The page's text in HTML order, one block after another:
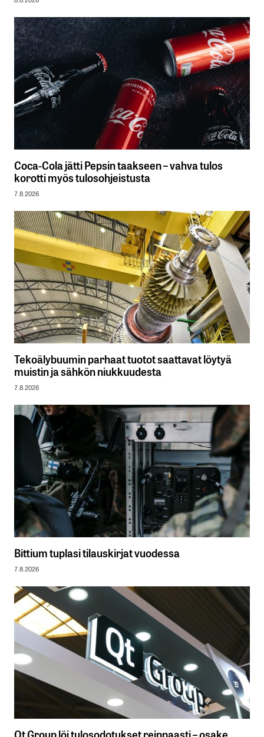
Coca-Cola jätti Pepsin taakseen – vahva tulos
korotti myös tulosohjeistusta
7.8.2026
Tekoälybuumin parhaat tuotot saattavat löytyä
muistin ja sähkön niukkuudesta
7.8.2026
Bittium tuplasi tilauskirjat vuodessa
7.8.2026